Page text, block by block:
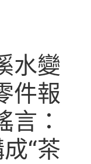
水變
件報
言：
“茶